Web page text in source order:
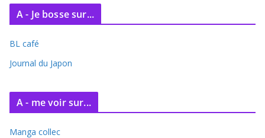
c
v
e
A - Je bosse sur...
BL café
Journal du Japon
A - me voir sur...
Manga collec